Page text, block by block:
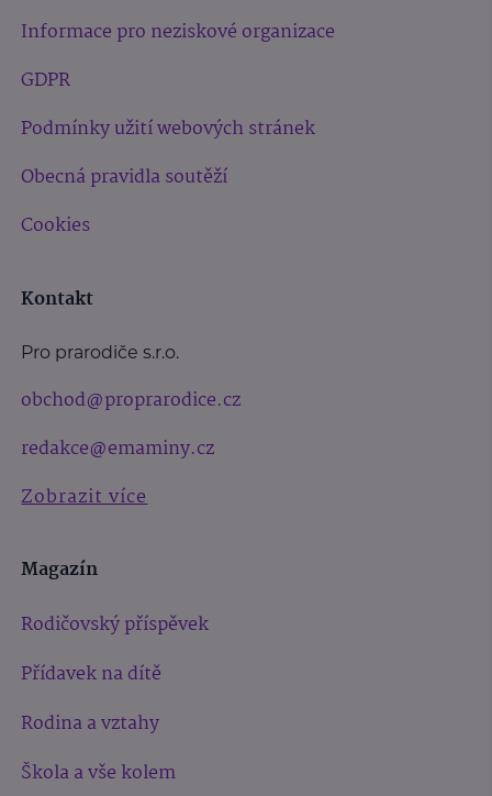
Informace pro neziskové organizace
GDPR
Podmínky užití webových stránek
Obecná pravidla soutěží
Cookies
Kontakt
Pro prarodiče s.r.o.
obchod@proprarodice.cz
redakce@emaminy.cz
Zobrazit více
Magazín
Rodičovský příspěvek
Přídavek na dítě
Rodina a vztahy
Škola a vše kolem